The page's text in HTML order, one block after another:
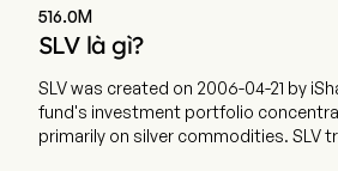
516.0M
SLV là gì?
SLV was created on 2006-04-21 by
fund's investment portfolio
primarily on silver commodities. SLV